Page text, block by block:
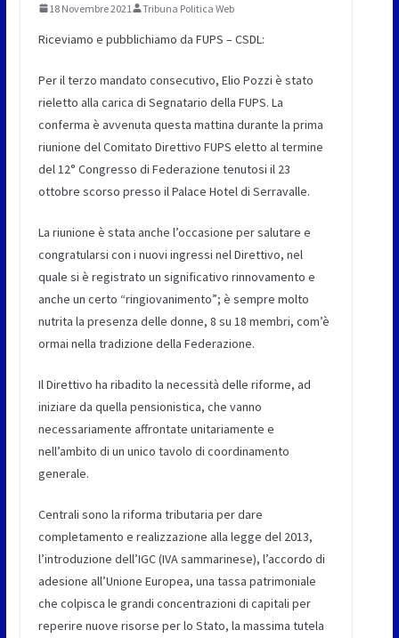
18 Novembre 2021 Tribuna Politica Web
Riceviamo e pubblichiamo da FUPS – CSDL:
Per il terzo mandato consecutivo, Elio Pozzi è stato
rieletto alla carica di Segnatario della FUPS. La
conferma è avvenuta questa mattina durante la prima
riunione del Comitato Direttivo FUPS eletto al termine
del 12° Congresso di Federazione tenutosi il 23
ottobre scorso presso il Palace Hotel di Serravalle.
La riunione è stata anche l’occasione per salutare e
congratularsi con i nuovi ingressi nel Direttivo, nel
quale si è registrato un significativo rinnovamento e
anche un certo “ringiovanimento”; è sempre molto
nutrita la presenza delle donne, 8 su 18 membri, com’è
ormai nella tradizione della Federazione.
Il Direttivo ha ribadito la necessità delle riforme, ad
iniziare da quella pensionistica, che vanno
necessariamente affrontate unitariamente e
nell’ambito di un unico tavolo di coordinamento
generale.
Centrali sono la riforma tributaria per dare
completamento e realizzazione alla legge del 2013,
l’introduzione dell’IGC (IVA sammarinese), l’accordo di
adesione all’Unione Europea, una tassa patrimoniale
che colpisca le grandi concentrazioni di capitali per
reperire nuove risorse per lo Stato, la massima tutela